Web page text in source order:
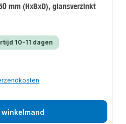
mm (HxBxD), glansverzinkt
10-11 dagen
winkelmand